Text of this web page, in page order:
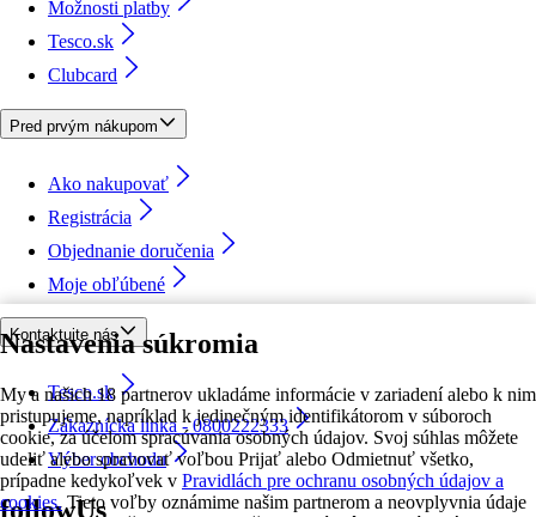
Nastavenia súkromia
My a našich 18 partnerov ukladáme informácie v zariadení alebo k nim
pristupujeme, napríklad k jedinečným identifikátorom v súboroch
cookie, za účelom spracúvania osobných údajov. Svoj súhlas môžete
udeliť alebo spravovať voľbou Prijať alebo Odmietnuť všetko,
prípadne kedykoľvek v Pravidlách pre ochranu osobných údajov a
cookies. Tieto voľby oznámime našim partnerom a neovplyvnia údaje
Možnosti platby
Tesco.sk
Clubcard
Pred prvým nákupom
Ako nakupovať
Registrácia
Objednanie doručenia
Moje obľúbené
Kontaktujte nás
Tesco.sk
Zákaznícka linka - 0800222333
Výber obchodu
followUs